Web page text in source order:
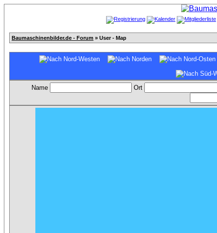
Baumaschinenbilder.de - Forum » User - Map
Name Ort